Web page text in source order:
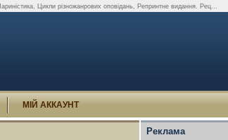
Цикли різножанрових оповідань, Репринтне видання. Рец...
МІЙ АККАУНТ
Реклама